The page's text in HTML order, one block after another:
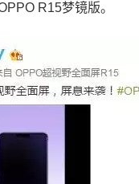
R15梦镜版。